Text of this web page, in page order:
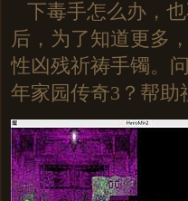
下毒手怎么办，
后，为了知道更多
性凶残祈祷手镯。
年家园传奇3？帮